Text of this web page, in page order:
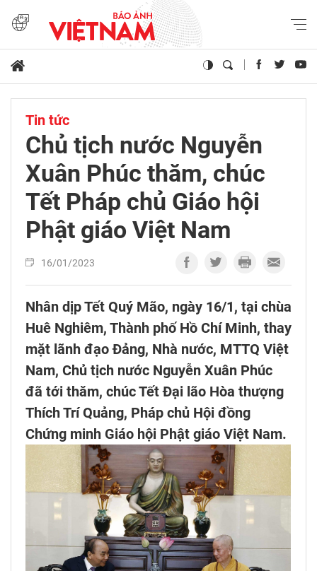
Tin tức
Chủ tịch nước Nguyễn
Xuân Phúc thăm, chúc
Tết Pháp chủ Giáo hội
Phật giáo Việt Nam
16/01/2023
Nhân dịp Tết Quý Mão, ngày 16/1, tại chùa
Huê Nghiêm, Thành phố Hồ Chí Minh, thay
mặt lãnh đạo Đảng, Nhà nước, MTTQ Việt
Nam, Chủ tịch nước Nguyễn Xuân Phúc
đã tới thăm, chúc Tết Đại lão Hòa thượng
Thích Trí Quảng, Pháp chủ Hội đồng
Chứng minh Giáo hội Phật giáo Việt Nam.